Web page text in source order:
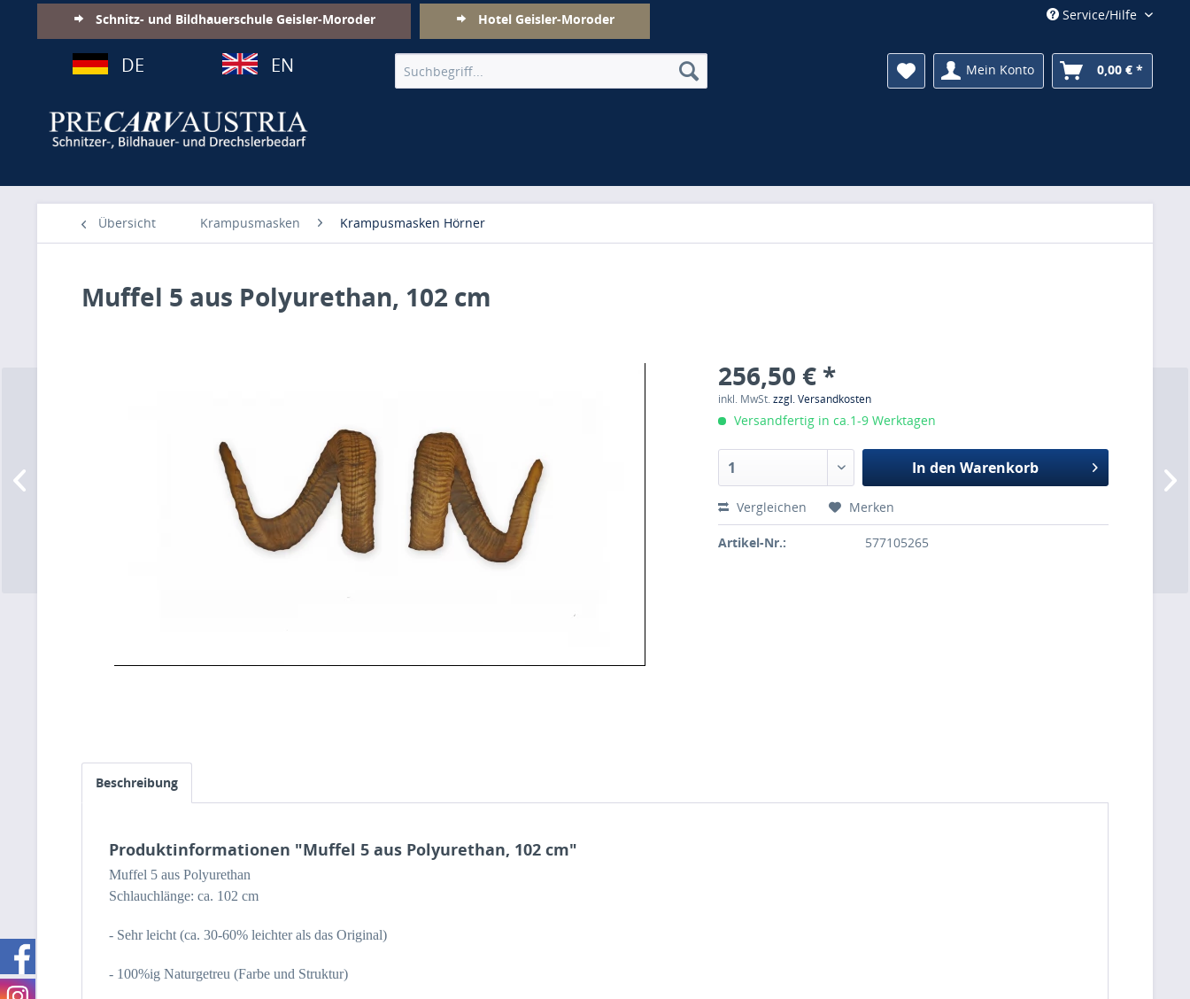
Schnitz- und Bildhauerschule Geisler-Moroder Hotel Geisler-Moroder Service/Hilfe
DE EN Mein Konto 0,00 € *
Übersicht Krampusmasken Krampusmasken Hörner
Muffel 5 aus Polyurethan, 102 cm
256,50 € *
inkl. MwSt.zzgl. Versandkosten
Versandfertig in ca.1-9 Werktagen
In den Warenkorb
Vergleichen Merken
Artikel-Nr.: 577105265
Beschreibung
Produktinformationen "Muffel 5 aus Polyurethan, 102 cm"
Muffel 5 aus Polyurethan
Schlauchlänge: ca. 102 cm
- Sehr leicht (ca. 30-60% leichter als das Original)
- 100%ig Naturgetreu (Farbe und Struktur)